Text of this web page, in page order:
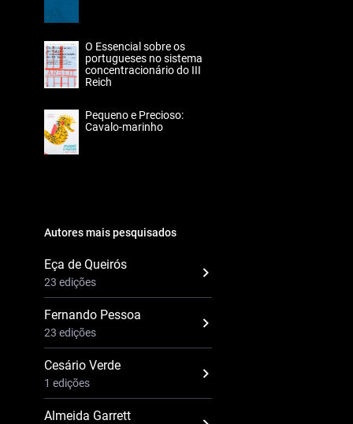
O Essencial sobre os
portugueses no sistema
concentracionário do III
Reich
Pequeno e Precioso:
Cavalo-marinho
Autores mais pesquisados
Eça de Queirós
23 edições
Fernando Pessoa
23 edições
Cesário Verde
1 edições
Almeida Garrett